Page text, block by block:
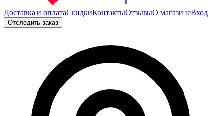
Доставка и оплатаСкидкиКонтактыОтзывыО магазинеВход
Отследить заказ